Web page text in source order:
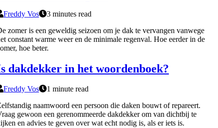
Freddy Vos
3 minutes read
zomer is een geweldig seizoen om je dak te vervangen vanwege
constant warme weer en de minimale regenval. Hoe eerder in de
hoe beter.
dakdekker in het woordenboek?
Freddy Vos
1 minute read
naamwoord een persoon die daken bouwt of repareert.
gewoon een gerenommeerde dakdekker om van dichtbij te
en advies te geven over wat echt nodig is, als er iets is.